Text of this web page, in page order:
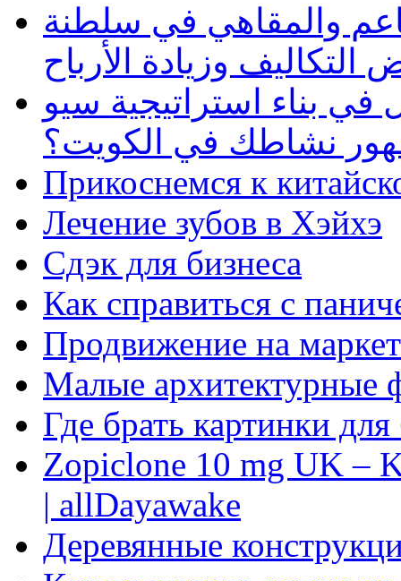
والمقاهي في سلطنة
وزيادة الأرباح
بناء استراتيجية سيو
نشاطك في الكويت؟
Прикоснемся к
Лечение зубов в Хэйхэ
Сдэк для бизнеса
Как справиться с
Продвижение на
Малые архитектурные
Где брать картинки
Zopiclone 10 mg UK –
| allDayawake
Деревянные